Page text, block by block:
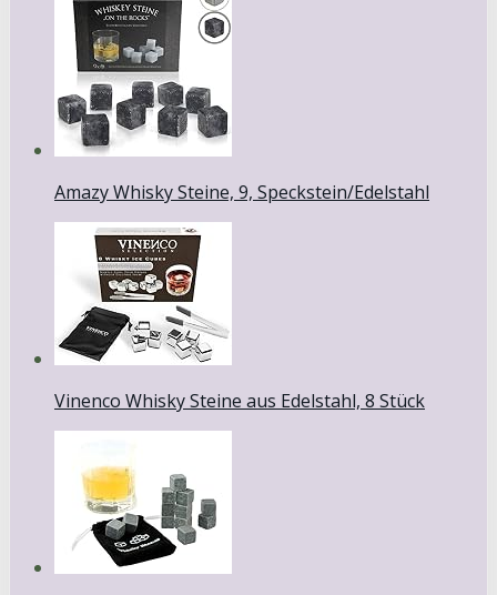
Amazy Whisky Steine, 9, Speckstein/Edelstahl
Vinenco Whisky Steine aus Edelstahl, 8 Stück